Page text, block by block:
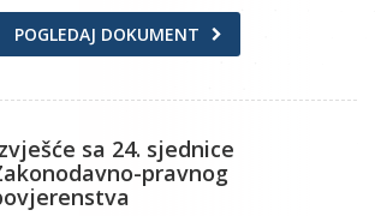
POGLEDAJ DOKUMENT
sa 24. sjednice
pravnog